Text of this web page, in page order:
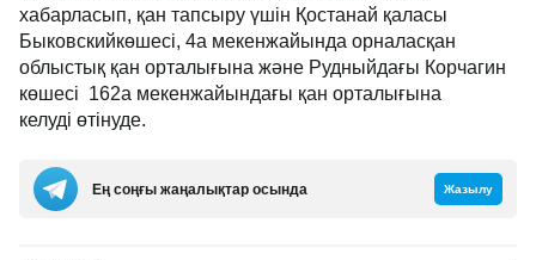
хабарласып, қан тапсыру үшін Қостанай қаласы
Быковскийкөшесі, 4а мекенжайында орналасқан
облыстық қан орталығына және Рудныйдағы Корчагин
көшесі 162а мекенжайындағы қан орталығына
келуді өтінуде.
Ең соңғы жаңалықтар осында Жазылу